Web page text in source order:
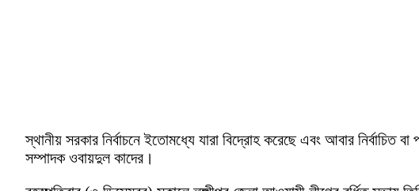
স্থানীয় সরকার নির্বাচনে ইতোমধ্যে যারা বিদ্রোহ করেছে এবং আবার
সম্পাদক ওবায়দুল কাদের।